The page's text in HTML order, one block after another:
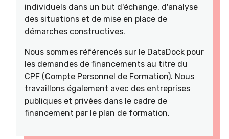
individuels dans un but d'échange, d'analyse
des situations et de mise en place de
démarches constructives.
Nous sommes référencés sur le DataDock pour
les demandes de financements au titre du
CPF (Compte Personnel de Formation). Nous
travaillons également avec des entreprises
publiques et privées dans le cadre de
financement par le plan de formation.